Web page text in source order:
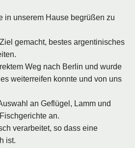
in unserem Hause begrüßen zu
gemacht, bestes argentinisches
Weg nach Berlin und wurde
weiterreifen konnte und von uns
an Geflügel, Lamm und
an.
verarbeitet, so dass eine
ist.